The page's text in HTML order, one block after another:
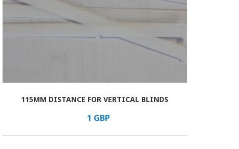
115MM DISTANCE FOR VERTICAL BLINDS
1 GBP